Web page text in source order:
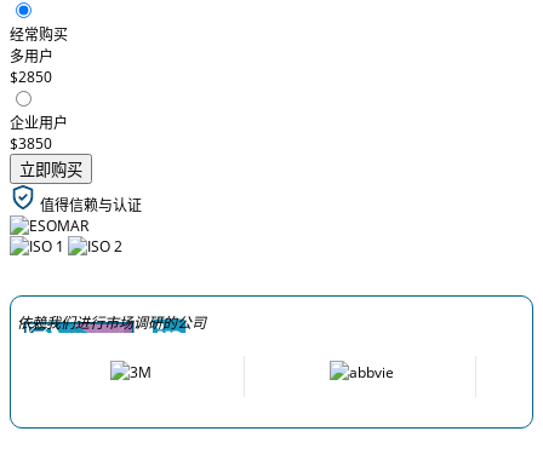
经常购买
多用户
$2850
企业用户
$3850
立即购买
值得信赖与认证
依赖我们进行市场调研的公司